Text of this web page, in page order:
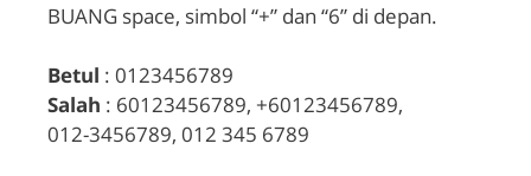
BUANG space, simbol “+” dan “6” di depan.
Betul : 0123456789
Salah : 60123456789, +60123456789,
012-3456789, 012 345 6789